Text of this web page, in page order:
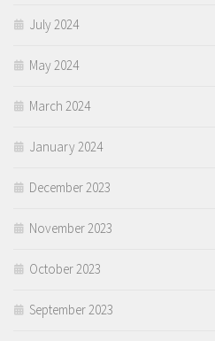
July 2024
May 2024
March 2024
January 2024
December 2023
November 2023
October 2023
September 2023